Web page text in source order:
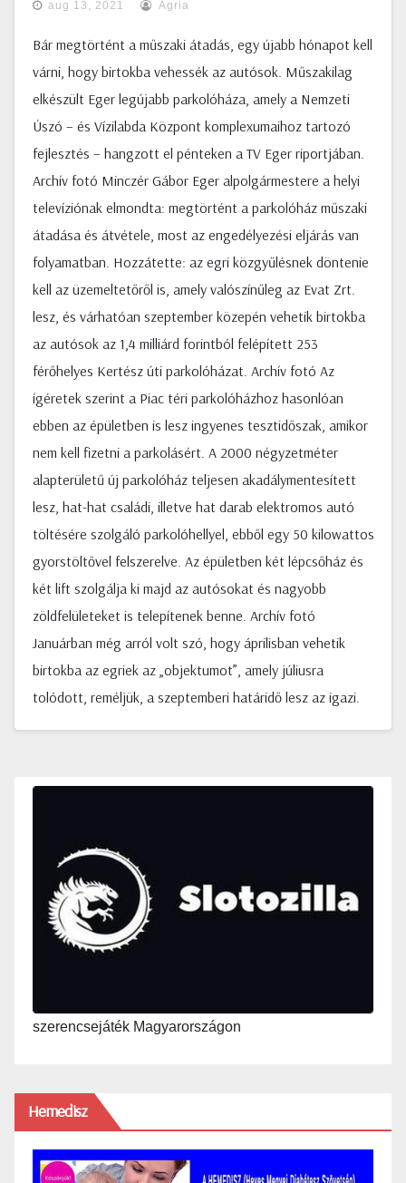
aug 13, 2021 Agria
Bár megtörtént a műszaki átadás, egy újabb hónapot kell
várni, hogy birtokba vehessék az autósok. Műszakilag
elkészült Eger legújabb parkolóháza, amely a Nemzeti
Úszó – és Vízilabda Központ komplexumaihoz tartozó
fejlesztés – hangzott el pénteken a TV Eger riportjában.
Archív fotó Minczér Gábor Eger alpolgármestere a helyi
televíziónak elmondta: megtörtént a parkolóház műszaki
átadása és átvétele, most az engedélyezési eljárás van
folyamatban. Hozzátette: az egri közgyűlésnek döntenie
kell az üzemeltetőről is, amely valószínűleg az Evat Zrt.
lesz, és várhatóan szeptember közepén vehetik birtokba
az autósok az 1,4 milliárd forintból felépített 253
férőhelyes Kertész úti parkolóházat. Archív fotó Az
ígéretek szerint a Piac téri parkolóházhoz hasonlóan
ebben az épületben is lesz ingyenes tesztidőszak, amikor
nem kell fizetni a parkolásért. A 2000 négyzetméter
alapterületű új parkolóház teljesen akadálymentesített
lesz, hat-hat családi, illetve hat darab elektromos autó
töltésére szolgáló parkolóhellyel, ebből egy 50 kilowattos
gyorstöltővel felszerelve. Az épületben két lépcsőház és
két lift szolgálja ki majd az autósokat és nagyobb
zöldfelületeket is telepítenek benne. Archív fotó
Januárban még arról volt szó, hogy áprilisban vehetik
birtokba az egriek az „objektumot”, amely júliusra
tolódott, reméljük, a szeptemberi határidő lesz az igazi.
szerencsejáték Magyarországon
Hemedisz